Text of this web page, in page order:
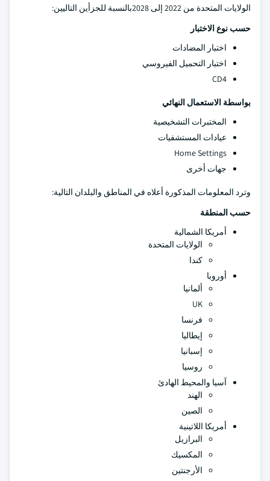
الولايات المتحدة من 2022 إلى 2028بالنسبة للجزأين التاليين:
حسب نوع الاختبار
اختبار المضادات
اختبار التحميل الفيروسي
CD4
بواسطة الاستعمال النهائي
المختبرات التشخيصية
عيادات المستشفيات
Home Settings
جهات أخرى
وترد المعلومات المذكورة أعلاه في المناطق والبلدان التالية:
حسب المنطقة
أمريكا الشمالية
الولايات المتحدة
كندا
أوروبا
ألمانيا
UK
فرنسا
إيطاليا
إسبانيا
روسيا
آسيا والمحيط الهادئ
الهند
الصين
أمريكا اللاتينية
البرازيل
المكسيك
الأرجنتين